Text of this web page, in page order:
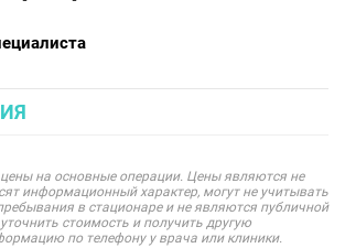
на основные операции. Цены являются не
информационный характер, могут не учитывать
в стационаре и не являются публичной
стоимость и получить другую
по телефону у врача или клиники.